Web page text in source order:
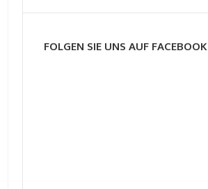
FOLGEN SIE UNS AUF FACEBOOK